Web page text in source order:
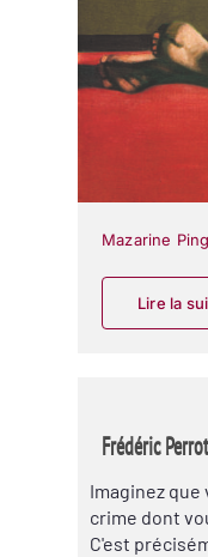
Mazarine
Lire la
Frédéric Perrot
Imaginez que
crime dont
C'est